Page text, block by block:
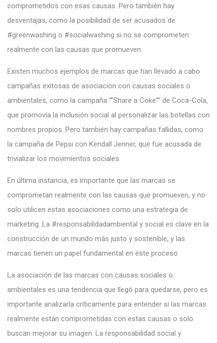
comprometidos con esas causas. Pero también hay
desventajas, como la posibilidad de ser acusados de
#greenwashing o #socialwashing si no se comprometen
realmente con las causas que promueven.
Existen muchos ejemplos de marcas que han llevado a cabo
campañas exitosas de asociación con causas sociales o
ambientales, como la campaña “”Share a Coke”” de Coca-Cola,
que promovía la inclusión social al personalizar las botellas con
nombres propios. Pero también hay campañas fallidas, como
la campaña de Pepsi con Kendall Jenner, que fue acusada de
trivializar los movimientos sociales.
En última instancia, es importante que las marcas se
comprometan realmente con las causas que promueven, y no
solo utilicen estas asociaciones como una estrategia de
marketing. La #responsabilidadambiental y social es clave en la
construcción de un mundo más justo y sostenible, y las
marcas tienen un papel fundamental en este proceso.
La asociación de las marcas con causas sociales o
ambientales es una tendencia que llegó para quedarse, pero es
importante analizarla críticamente para entender si las marcas
realmente están comprometidas con estas causas o solo
buscan mejorar su imagen. La responsabilidad social y